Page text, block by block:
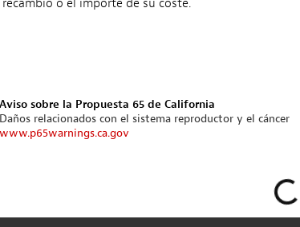
Aviso sobre la Propuesta 65 de California
Daños relacionados con el sistema reproductor y el cáncer
www.p65warnings.ca.gov